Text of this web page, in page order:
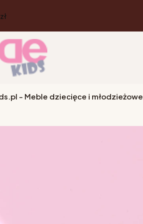
- Meble dziecięce i młodzieżowe